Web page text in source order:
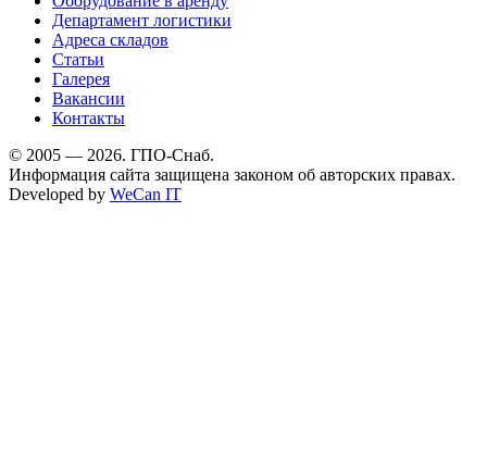
Департамент логистики
Адреса складов
Статьи
Галерея
Вакансии
Контакты
© 2005 — 2026. ГПО-Снаб.
Информация сайта защищена законом об авторских правах.
Developed by WeCan IT